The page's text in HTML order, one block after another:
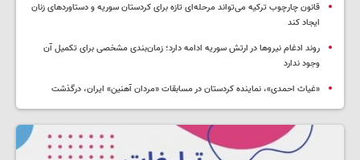
قانون چارچوب ترکیه می‌تواند مرحله‌ای تازه برای کردستان سوریه و دستاوردهای زنان
ایجاد کند
روند ادغام نیروها در ارتش سوریه ادامه دارد؛ زمان‌بندی مشخصی برای تکمیل آن
وجود ندارد
«غیاث احمدی»، نماینده کردستان در مسابقات «مردان آهنین» ایران، درگذشت